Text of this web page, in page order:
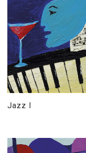
Jazz I